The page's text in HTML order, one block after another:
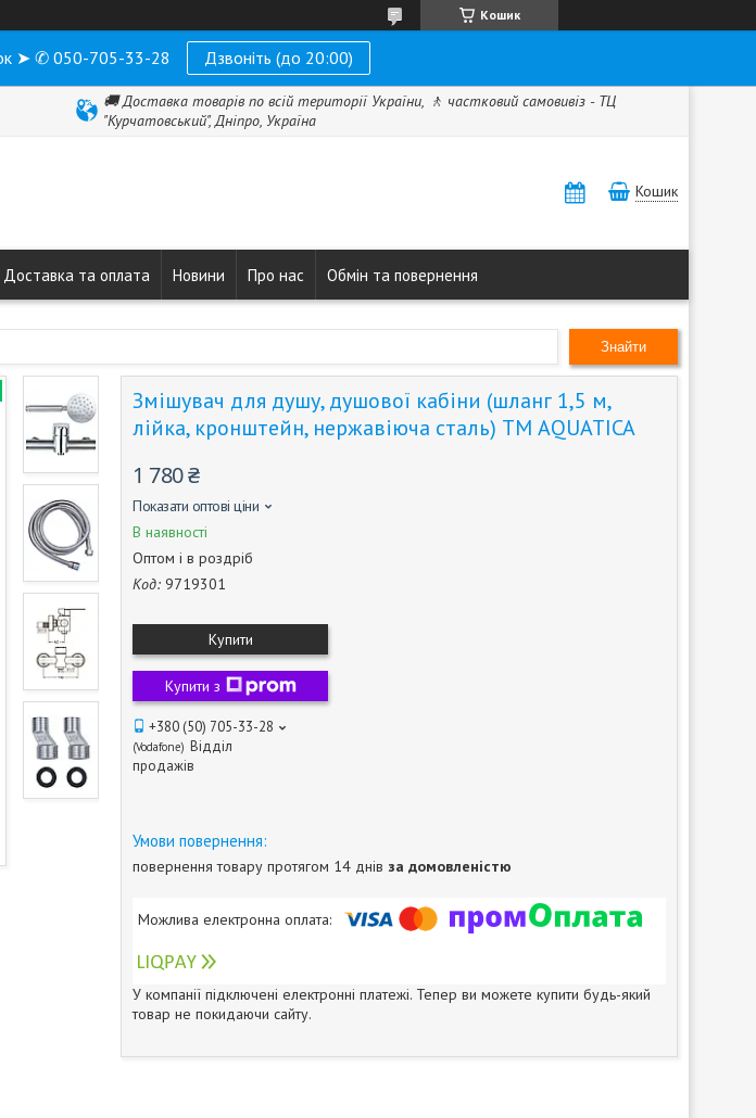
Кошик
➤ ✆ 050-705-33-28 Дзвоніть (до 20:00)
🚚 Доставка товарів по всій території України, 🚶 частковий самовивіз - ТЦ
"Курчатовський", Дніпро, Україна
Кошик
та оплата Новини Про нас Обмін та повернення
Знайти
Змішувач для душу, душової кабіни (шланг 1,5 м,
лійка, кронштейн, нержавіюча сталь) ТМ AQUATICA
1 780 ₴
Показати оптові ціни
В наявності
Оптом і в роздріб
Код: 9719301
Купити
Купити з
+380 (50) 705-33-28
Vodafone Відділ
продажів
повернення товару протягом 14 днів за домовленістю
У компанії підключені електронні платежі. Тепер ви можете купити будь-який
товар не покидаючи сайту.